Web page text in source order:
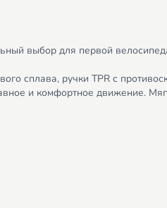
выбор для первой
сплава, ручки TPR с
и комфортное движение.